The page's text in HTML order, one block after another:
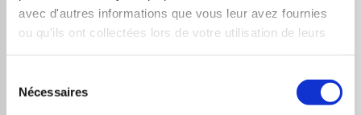
avec d'autres informations que vous leur avez fournies
ou qu'ils ont collectées lors de votre utilisation de leurs
Nécessaires
actuels. Et ce, quels qu’ils soient. Une redistribution de
la géographie économique mondiale paraît donc de
plus en plus inévitable et se fera au profit de nombreux
pays émergents, et au détriment de l’Europe, voire de
l’Occident. Affaire à suivre…